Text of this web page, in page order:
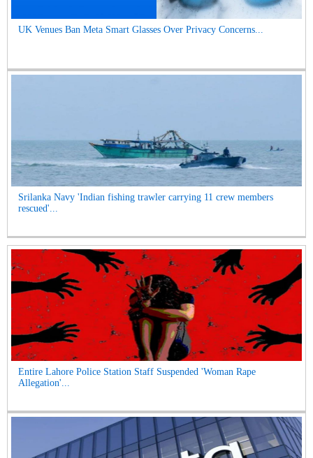
UK Venues Ban Meta Smart Glasses Over Privacy Concerns...
Srilanka Navy 'Indian fishing trawler carrying 11 crew members
rescued'...
Entire Lahore Police Station Staff Suspended 'Woman Rape
Allegation'...